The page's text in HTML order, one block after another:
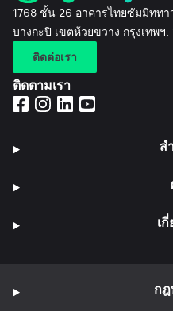
1768 ชั้น 26 อาคารไทยซัมมิทท
บางกะปิ เขตห้วยขวาง กรุงเทพฯ,
ติดต่อเรา
ติดตามเรา
ส
เ
ก